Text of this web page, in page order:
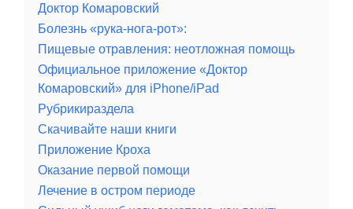
Доктор Комаровский
Болезнь «рука-нога-рот»:
Пищевые отравления: неотложная помощь
Официальное приложение «Доктор
Комаровский» для iPhone/iPad
Рубрикираздела
Скачивайте наши книги
Приложение Кроха
Оказание первой помощи
Лечение в остром периоде